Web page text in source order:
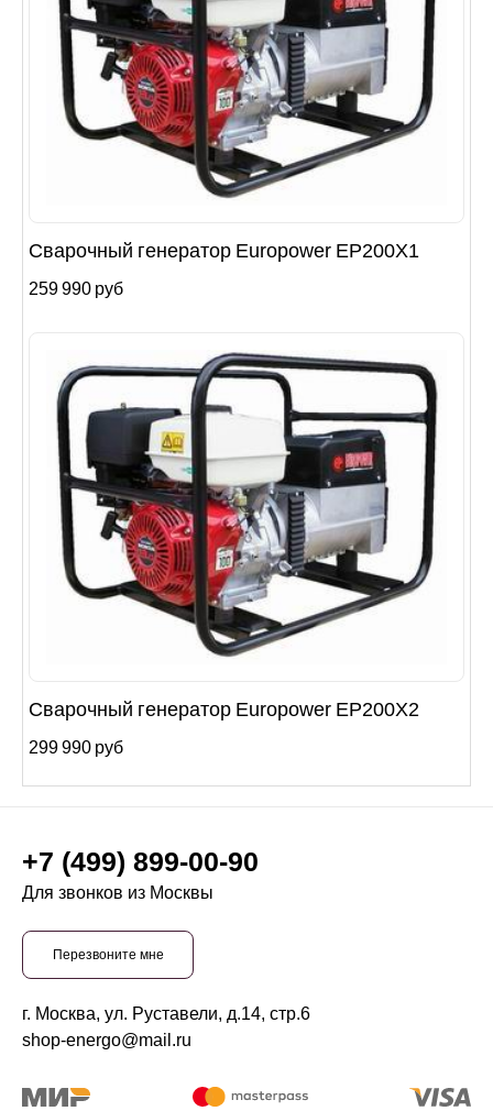
Сварочный генератор Europower EP200X1
259 990 руб
Сварочный генератор Europower EP200X2
299 990 руб
+7 (499) 899-00-90
Для звонков из Москвы
Перезвоните мне
г. Москва, ул. Руставели, д.14, стр.6
shop-energo@mail.ru